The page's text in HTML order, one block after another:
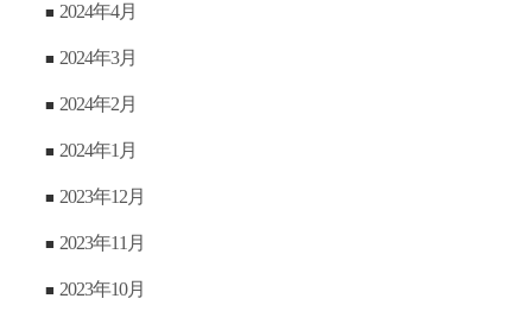
2024年4月
2024年3月
2024年2月
2024年1月
2023年12月
2023年11月
2023年10月